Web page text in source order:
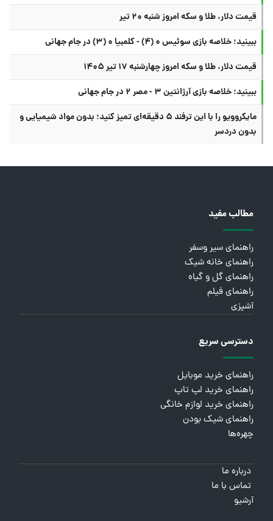
قیمت دلار، طلا و سکه امروز شنبه ۲۰ تیر
ببینید؛ خلاصه بازی سوئیس ۰ (۴) - کلمبیا ۰ (۳) در جام جهانی
قیمت دلار، طلا و سکه امروز چهارشنبه ۱۷ تیر ۱۴۰۵
ببینید؛ خلاصه بازی آرژانتین ۳ - مصر ۲ در جام جهانی
مایکروویو را با این ترفند ۵ دقیقه‌ای تمیز کنید؛ بدون مواد شیمیایی و
بدون دردسر
مطالب مفید
راهنمای سیر وسفر
راهنمای خانه شیک
راهنمای گل و گیاه
راهنمای فیلم
آشپزی
دسترسی سریع
راهنمای خرید موبایل
راهنمای خرید لپ تاپ
راهنمای خرید لوازم خانگی
راهنمای شیک بودن
چهره‌ها
درباره ما
تماس با ما
آرشیو